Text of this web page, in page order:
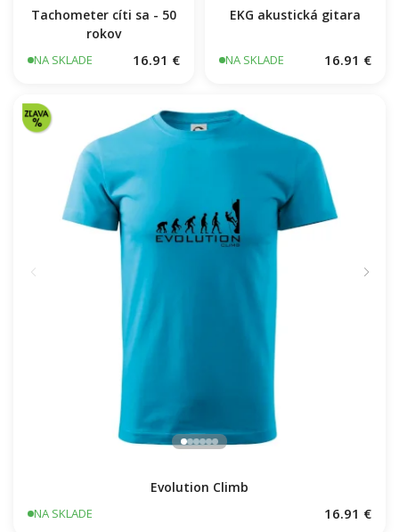
Tachometer cíti sa - 50
rokov
NA SKLADE 16.91 €
EKG akustická gitara
NA SKLADE 16.91 €
Evolution Climb
NA SKLADE 16.91 €